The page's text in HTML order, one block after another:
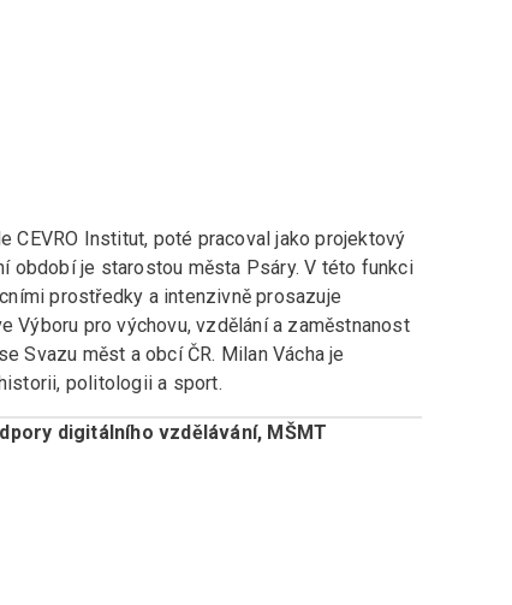
CEVRO Institut, poté pracoval jako projektový
období je starostou města Psáry. V této funkci
prostředky a intenzivně prosazuje
Výboru pro výchovu, vzdělání a zaměstnanost
Svazu měst a obcí ČR. Milan Vácha je
politologii a sport.
digitálního vzdělávání, MŠMT